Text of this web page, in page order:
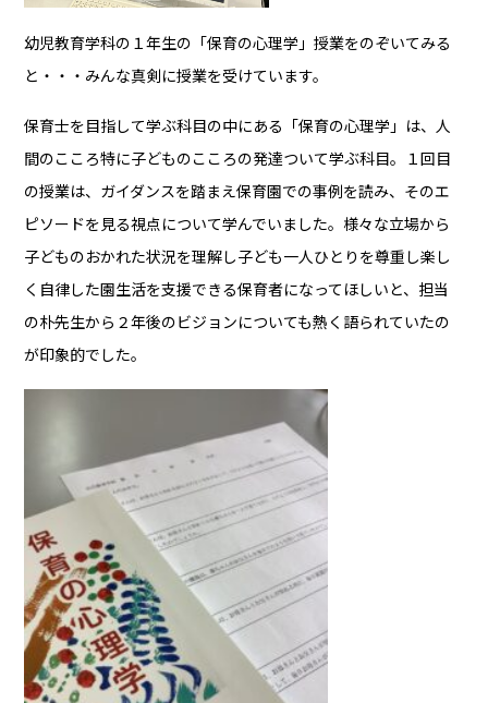
幼児教育学科の１年生の「保育の心理学」授業をのぞいてみる
と・・・みんな真剣に授業を受けています。
保育士を目指して学ぶ科目の中にある「保育の心理学」は、人
間のこころ特に子どものこころの発達ついて学ぶ科目。１回目
の授業は、ガイダンスを踏まえ保育園での事例を読み、そのエ
ピソードを見る視点について学んでいました。様々な立場から
子どものおかれた状況を理解し子ども一人ひとりを尊重し楽し
く自律した園生活を支援できる保育者になってほしいと、担当
の朴先生から２年後のビジョンについても熱く語られていたの
が印象的でした。